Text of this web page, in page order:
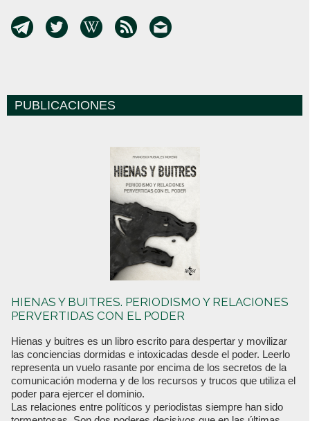
PUBLICACIONES
HIENAS Y BUITRES. PERIODISMO Y RELACIONES
PERVERTIDAS CON EL PODER
Hienas y buitres es un libro escrito para despertar y movilizar
las conciencias dormidas e intoxicadas desde el poder. Leerlo
representa un vuelo rasante por encima de los secretos de la
comunicación moderna y de los recursos y trucos que utiliza el
poder para ejercer el dominio.
Las relaciones entre políticos y periodistas siempre han sido